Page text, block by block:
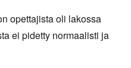
opettajista oli lakossa
ei pidetty normaalisti ja